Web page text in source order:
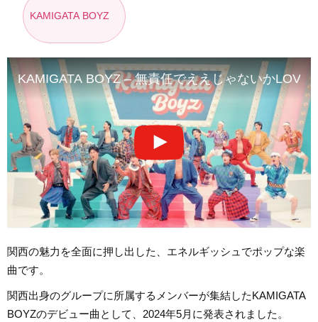
KAMIGATA BOYZ
KAMIGATA BOYZ – 無責任でええじゃないかLOVE
関西の魅力を全面に押し出した、エネルギッシュでポップな楽
曲です。
関西出身のグループに所属するメンバーが集結したKAMIGATA
BOYZのデビュー曲として、2024年5月に発表されました。